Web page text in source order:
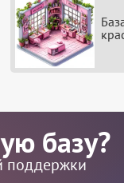
базу?
поддержки